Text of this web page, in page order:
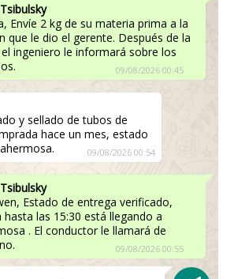
Envíe 2 kg de su materia prima a la
que le dio el gerente. Después de la
ingeniero le informará sobre los
09/08/2026 00:45
y sellado de tubos de
hace un mes, estado
09/08/2026 00:54
Estado de entrega verificado,
hasta las 15:30 está llegando a
. El conductor le llamará de
09/08/2026 00:55